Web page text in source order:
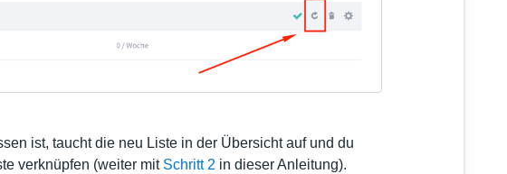
ist, taucht die neu Liste in der Übersicht auf und du
verknüpfen (weiter mit Schritt 2 in dieser Anleitung).